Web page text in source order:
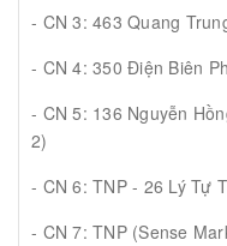
- CN 3: 463 Quang
- CN 4: 350 Điện Biên
- CN 5: 136 Nguyễn
2)
- CN 6: TNP - 26 Lý Tự
- CN 7: TNP (Sense